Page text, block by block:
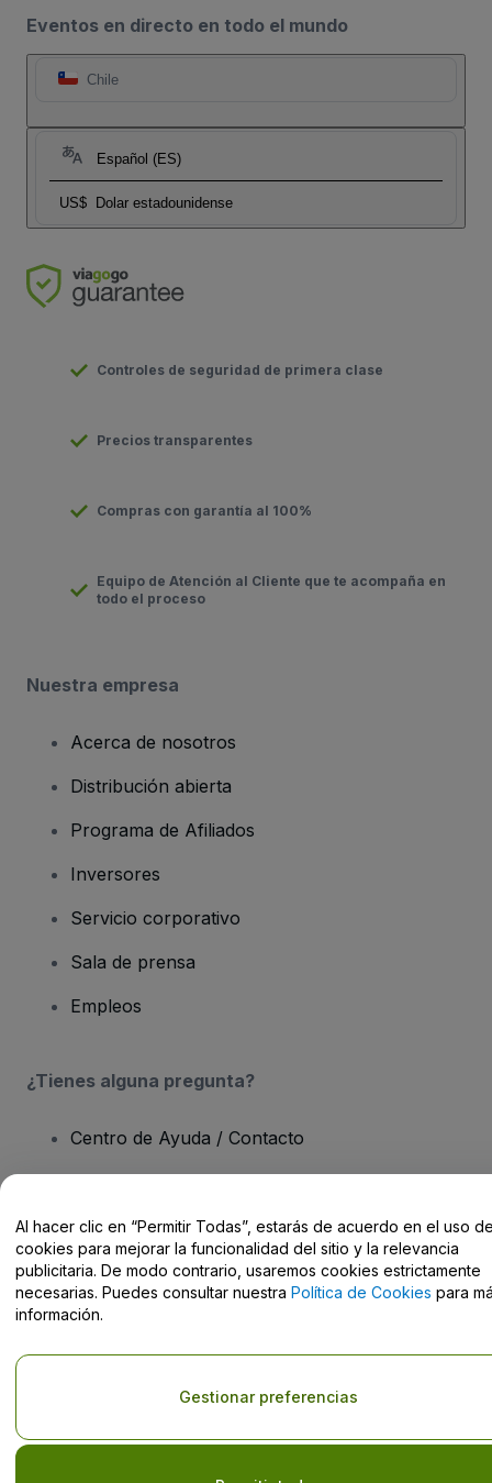
Eventos en directo en todo el mundo
Chile
Español (ES)
US$ Dolar estadounidense
Controles de seguridad de primera clase
Precios transparentes
Compras con garantía al 100%
Equipo de Atención al Cliente que te acompaña en
todo el proceso
Nuestra empresa
Acerca de nosotros
Distribución abierta
Programa de Afiliados
Inversores
Servicio corporativo
Sala de prensa
Empleos
¿Tienes alguna pregunta?
Centro de Ayuda / Contacto
Derechos reservados © viagogo GmbH 2026 Datos de la Empresa
El uso de este sitio web constituye la aceptación de losTérminos y
Condiciones, de laPolítica de Privacidad, de laPolítica de Cookies
y de laPolítica de Privacidad para Móviles
privacidad
Al hacer clic en “Permitir Todas”, estarás de acuerdo en el uso
cookies para mejorar la funcionalidad del sitio y la relevancia
publicitaria. De modo contrario, usaremos cookies estrictamente
necesarias. Puedes consultar nuestra Política de Cookies para
información.
Gestionar preferencias